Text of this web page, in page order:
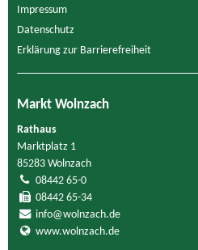
Impressum
Datenschutz
Erklärung zur Barrierefreiheit
Markt Wolnzach
Rathaus
Marktplatz 1
85283 Wolnzach
08442 65-0
08442 65-34
info@wolnzach.de
www.wolnzach.de